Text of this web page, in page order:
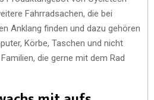
Fahrradsachen, die bei
Anklang finden und dazu gehören
Körbe, Taschen und nicht
die gerne mit dem Rad